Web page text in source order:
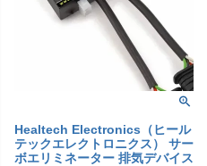
Healtech Electronics（ヒール
テックエレクトロニクス） サー
ボエリミネーター 排気デバイス